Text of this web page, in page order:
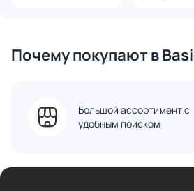
Почему покупают в
Большой ассортимент с
удобным поиском